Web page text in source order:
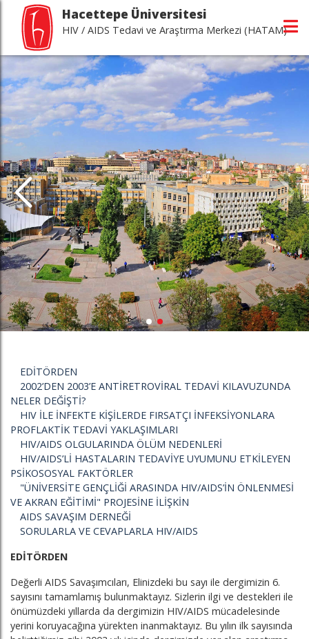
Hacettepe Üniversitesi
HIV / AIDS Tedavi ve Araştırma Merkezi (HATAM)
EDİTÖRDEN
2002’DEN 2003’E ANTİRETROVİRAL TEDAVİ KILAVUZUNDA
NELER DEĞİŞTİ?
HIV İLE İNFEKTE KİŞİLERDE FIRSATÇI İNFEKSİYONLARA
PROFLAKTİK TEDAVİ YAKLAŞIMLARI
HIV/AIDS OLGULARINDA ÖLÜM NEDENLERİ
HIV/AIDS’Lİ HASTALARIN TEDAVİYE UYUMUNU ETKİLEYEN
PSİKOSOSYAL FAKTÖRLER
"ÜNİVERSİTE GENÇLİĞİ ARASINDA HIV/AIDS’İN ÖNLENMESİ
VE AKRAN EĞİTİMİ" PROJESİNE İLİŞKİN
AIDS SAVAŞIM DERNEĞİ
SORULARLA VE CEVAPLARLA HIV/AIDS
EDİTÖRDEN
Değerli AIDS Savaşımcıları, Elinizdeki bu sayı ile dergimizin 6.
sayısını tamamlamış bulunmaktayız. Sizlerin ilgi ve destekleri ile
önümüzdeki yıllarda da dergimizin HIV/AIDS mücadelesinde
yerini koruyacağına yürekten inanmaktayız. Bu yılın ilk sayısında